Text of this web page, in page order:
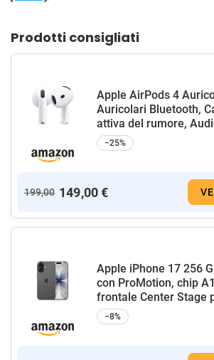
Prodotti consigliati
Apple AirPods 4
Auricolari Bluetooth,
attiva del rumore,
−25%
199,00 149,00 €
Apple iPhone 17 256
con ProMotion, chip
frontale Center Stage
−8%